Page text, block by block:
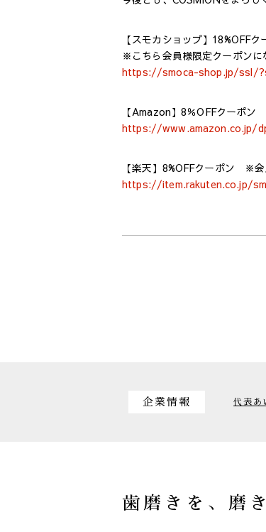
【スモカショップ】18%OFFク
※こちら会員様限定クーポンに
https://smoca-shop.jp/ssl/
【Amazon】8％OFFクーポン
https://www.amazon.co.jp/
【楽天】8%OFFクーポン ※
https://item.rakuten.co.jp/
企業情報 代表あ
歯磨きを、磨